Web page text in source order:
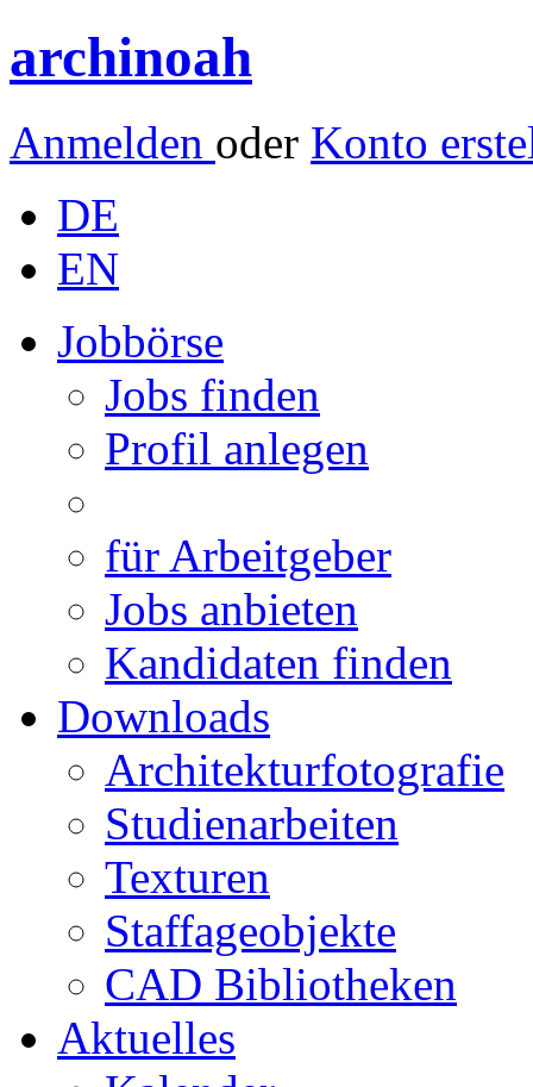
archinoah
Anmelden oder Konto
DE
EN
Jobbörse
Jobs finden
Profil anlegen
für Arbeitgeber
Jobs anbieten
Kandidaten finden
Downloads
Architekturfotografie
Studienarbeiten
Texturen
Staffageobjekte
CAD Bibliotheken
Aktuelles